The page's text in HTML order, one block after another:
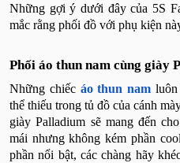
Những gợi ý dưới đây của 5S
mắc rằng phối đồ với phụ kiện
Phối áo thun nam cùng giày
Những chiếc áo thun nam
thể thiếu trong tủ đồ của cánh
giày Palladium sẽ mang đến
mái nhưng không kém phần
phần nổi bật, các chàng hãy